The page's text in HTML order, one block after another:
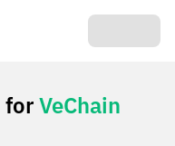
forVeChain